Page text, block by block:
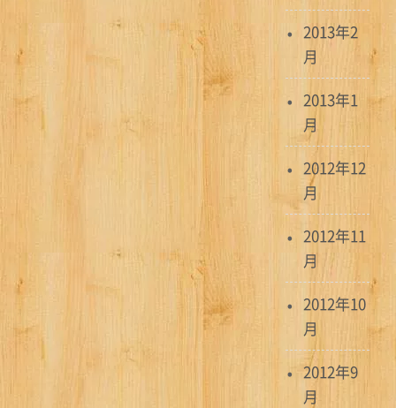
2013年2
月
2013年1
月
2012年12
月
2012年11
月
2012年10
月
2012年9
月